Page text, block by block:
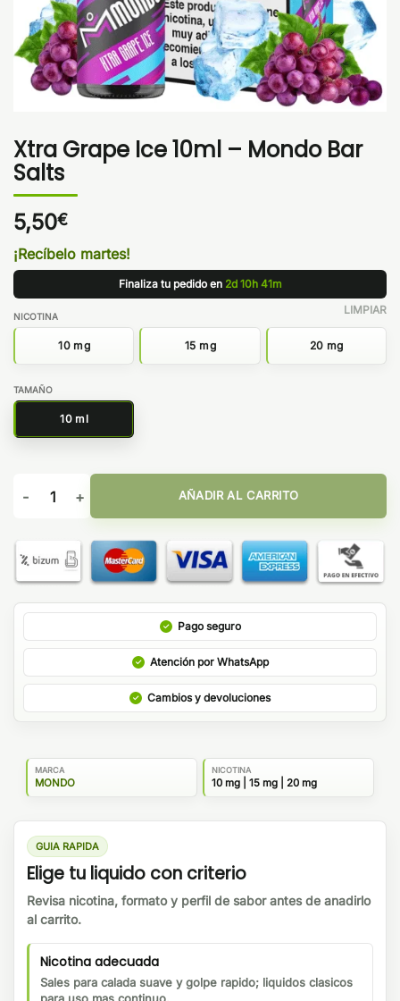
Xtra Grape Ice 10ml – Mondo Bar
Salts
5,50€
¡Recíbelo martes!
Finaliza tu pedido en 2d 10h 41m
NICOTINA
10 mg 15 mg 20 mg
TAMAÑO
10 ml
LIMPIAR
Xtra Grape Ice 10ml - Mondo Bar Salts cantidad
AÑADIR AL CARRITO
Pago seguro
Atención por WhatsApp
Cambios y devoluciones
MARCA
MONDO
NICOTINA
10 mg | 15 mg | 20 mg
GUIA RAPIDA
Elige tu liquido con criterio
Revisa nicotina, formato y perfil de sabor antes de anadirlo
al carrito.
Nicotina adecuada
Sales para calada suave y golpe rapido; liquidos clasicos